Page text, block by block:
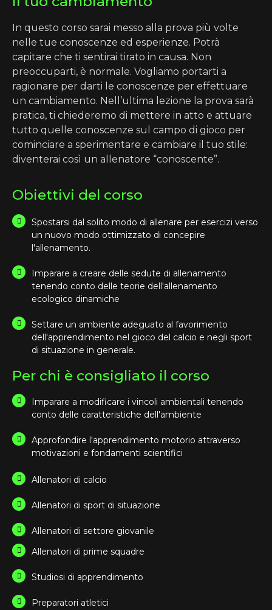
In questo corso sarai messo alla prova più volte
nelle tue conoscenze ed esperienze. Potrà
capitare che ti sentirai tirato in causa. Non
preoccuparti, è normale. Vogliamo portarti a
ragionare per darti le conoscenze per effettuare
un cambiamento. Nell’ultima lezione la prova sarà
pratica, ti chiederemo di mettere in atto e attuare
tutto quelle conoscenze sul campo di gioco per
cominciare a sperimentare e cambiare il tuo stile:
diventerai così un allenatore “conoscente”.
Obiettivi del corso
Spostarsi dal solito modo di allenare per esercizi verso
un nuovo modo ottimizzato di concepire
l'allenamento.
Imparare a creare delle sedute di allenamento
tenendo conto delle teorie dell'allenamento
ecologico dinamiche
Settare un ambiente adeguato al favorimento
dell'apprendimento nel gioco del calcio e negli sport
di situazione in generale.
Per chi è consigliato il corso
Imparare a modificare i vincoli ambientali tenendo
conto delle caratteristiche dell'ambiente
Approfondire l'apprendimento motorio attraverso
motivazioni e fondamenti scientifici
Allenatori di calcio
Allenatori di sport di situazione
Allenatori di settore giovanile
Allenatori di prime squadre
Studiosi di apprendimento
Preparatori atletici